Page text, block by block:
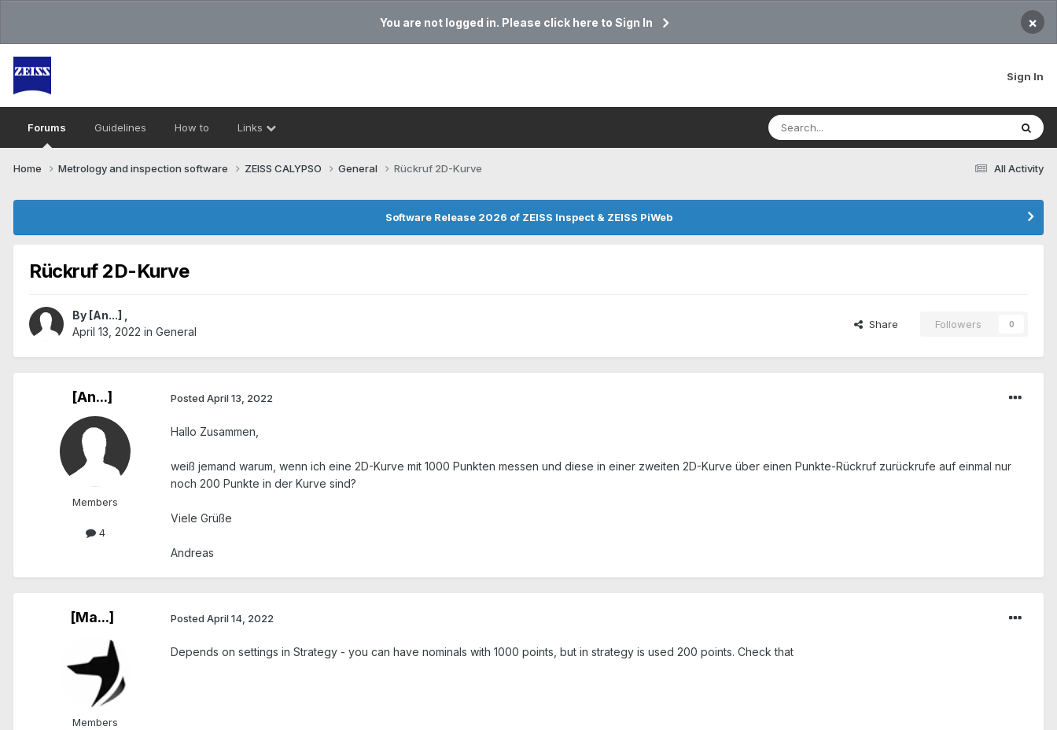
You are not logged in. Please click here to Sign In ×
Sign In
Forums Guidelines How to Links
All Activity
Home Metrology and inspection software ZEISS CALYPSO General Rückruf 2D-Kurve
Software Release 2026 of ZEISS Inspect & ZEISS PiWeb
Rückruf 2D-Kurve
By [An...]
April 13, 2022 in General
Share Followers 0
[An...]
Members
4
Posted April 13, 2022
Hallo Zusammen,
weiß jemand warum, wenn ich eine 2D-Kurve mit 1000 Punkten messen und diese in einer zweiten 2D-Kurve über einen Punkte-Rückruf zurückrufe auf einmal nur
noch 200 Punkte in der Kurve sind?
Viele Grüße
Andreas
[Ma...]
Members
Posted April 14, 2022
Depends on settings in Strategy - you can have nominals with 1000 points, but in strategy is used 200 points. Check that